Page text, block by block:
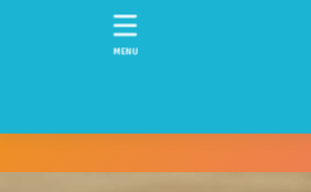
MENU